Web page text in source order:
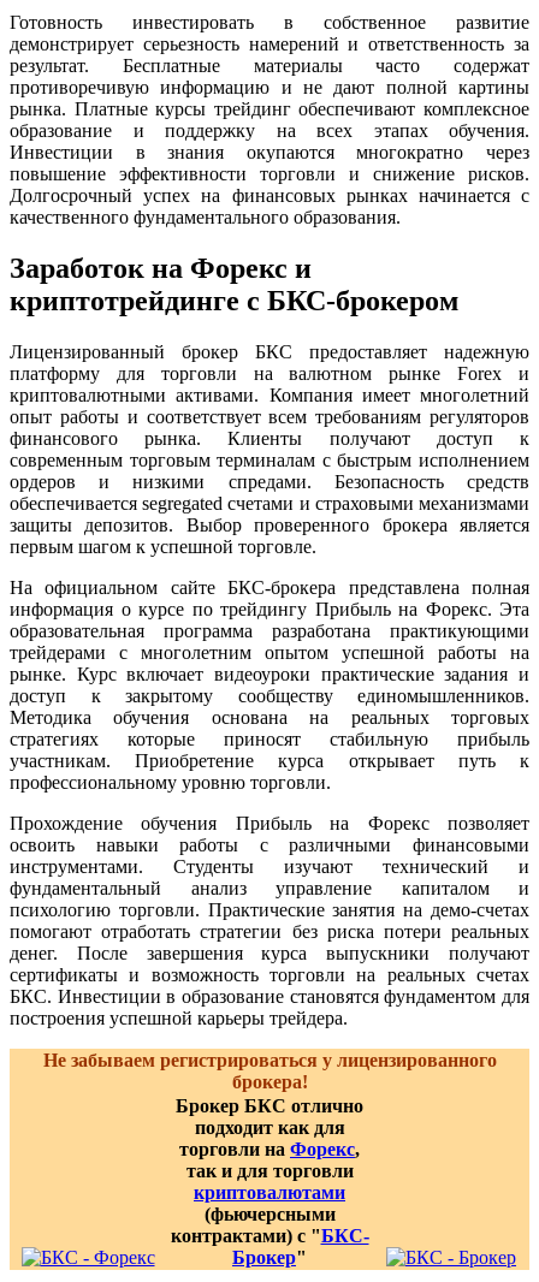
Готовность инвестировать в собственное развитие
демонстрирует серьезность намерений и ответственность за
результат. Бесплатные материалы часто содержат
противоречивую информацию и не дают полной картины
рынка. Платные курсы трейдинг обеспечивают комплексное
образование и поддержку на всех этапах обучения.
Инвестиции в знания окупаются многократно через
повышение эффективности торговли и снижение рисков.
Долгосрочный успех на финансовых рынках начинается с
качественного фундаментального образования.
Заработок на Форекс и
криптотрейдинге с БКС-брокером
Лицензированный брокер БКС предоставляет надежную
платформу для торговли на валютном рынке Forex и
криптовалютными активами. Компания имеет многолетний
опыт работы и соответствует всем требованиям регуляторов
финансового рынка. Клиенты получают доступ к
современным торговым терминалам с быстрым исполнением
ордеров и низкими спредами. Безопасность средств
обеспечивается segregated счетами и страховыми механизмами
защиты депозитов. Выбор проверенного брокера является
первым шагом к успешной торговле.
На официальном сайте БКС-брокера представлена полная
информация о курсе по трейдингу Прибыль на Форекс. Эта
образовательная программа разработана практикующими
трейдерами с многолетним опытом успешной работы на
рынке. Курс включает видеоуроки практические задания и
доступ к закрытому сообществу единомышленников.
Методика обучения основана на реальных торговых
стратегиях которые приносят стабильную прибыль
участникам. Приобретение курса открывает путь к
профессиональному уровню торговли.
Прохождение обучения Прибыль на Форекс позволяет
освоить навыки работы с различными финансовыми
инструментами. Студенты изучают технический и
фундаментальный анализ управление капиталом и
психологию торговли. Практические занятия на демо-счетах
помогают отработать стратегии без риска потери реальных
денег. После завершения курса выпускники получают
сертификаты и возможность торговли на реальных счетах
БКС. Инвестиции в образование становятся фундаментом для
построения успешной карьеры трейдера.
Не забываем регистрироваться у лицензированного
брокера!
Брокер БКС отлично
подходит как для
торговли на Форекс,
так и для торговли
криптовалютами
(фьючерсными
контрактами) с "БКС-
Брокер"